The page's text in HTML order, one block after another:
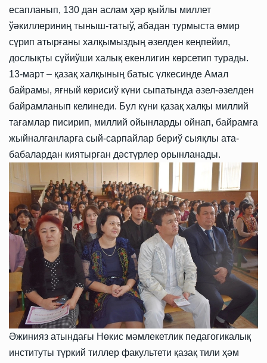
есапланып, 130 дан аслам ҳәр қыйлы миллет
ўәкиллериниң тыныш-татыў, абадан турмыста өмир
сүрип атырғаны халқымыздың әзелден кеңпейил,
дослықты сүйиўши халық екенлигин көрсетип турады.
13-март – қазақ халқының батыс үлкесинде Амал
байрамы, яғный көрисиў күни сыпатында әзел-әзелден
байрамланып келинеди. Бул күни қазақ халқы миллий
тағамлар писирип, миллий ойынларды ойнап, байрамға
жыйналғанларға сый-сарпайлар бериў сыяқлы ата-
бабалардан киятырған дәстүрлер орынланады.
Әжинияз атындағы Нөкис мәмлекетлик педагогикалық
институты түркий тиллер факультети қазақ тили ҳәм